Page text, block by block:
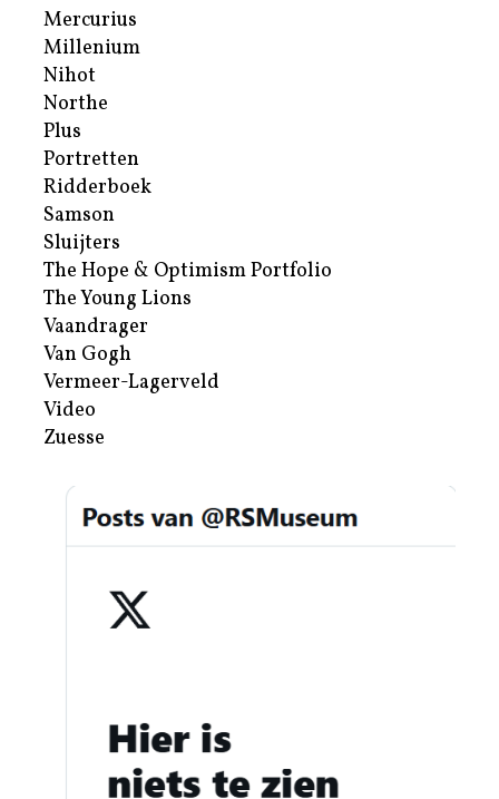
Mercurius
Millenium
Nihot
Northe
Plus
Portretten
Ridderboek
Samson
Sluijters
The Hope & Optimism Portfolio
The Young Lions
Vaandrager
Van Gogh
Vermeer-Lagerveld
Video
Zuesse